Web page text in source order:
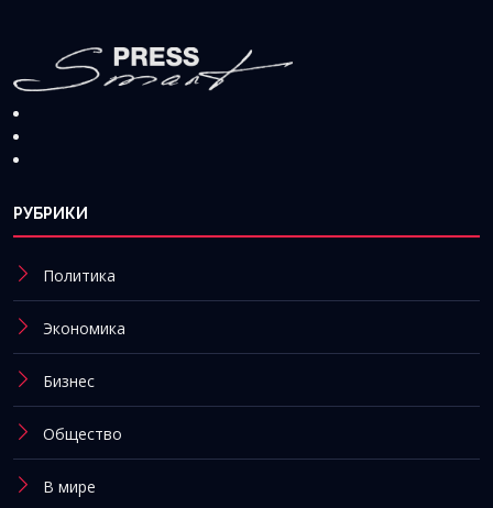
РУБРИКИ
Политика
Экономика
Бизнес
Общество
В мире